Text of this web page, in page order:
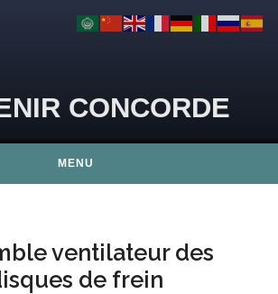
CONCORDE
MENU
ventilateur des
de frein